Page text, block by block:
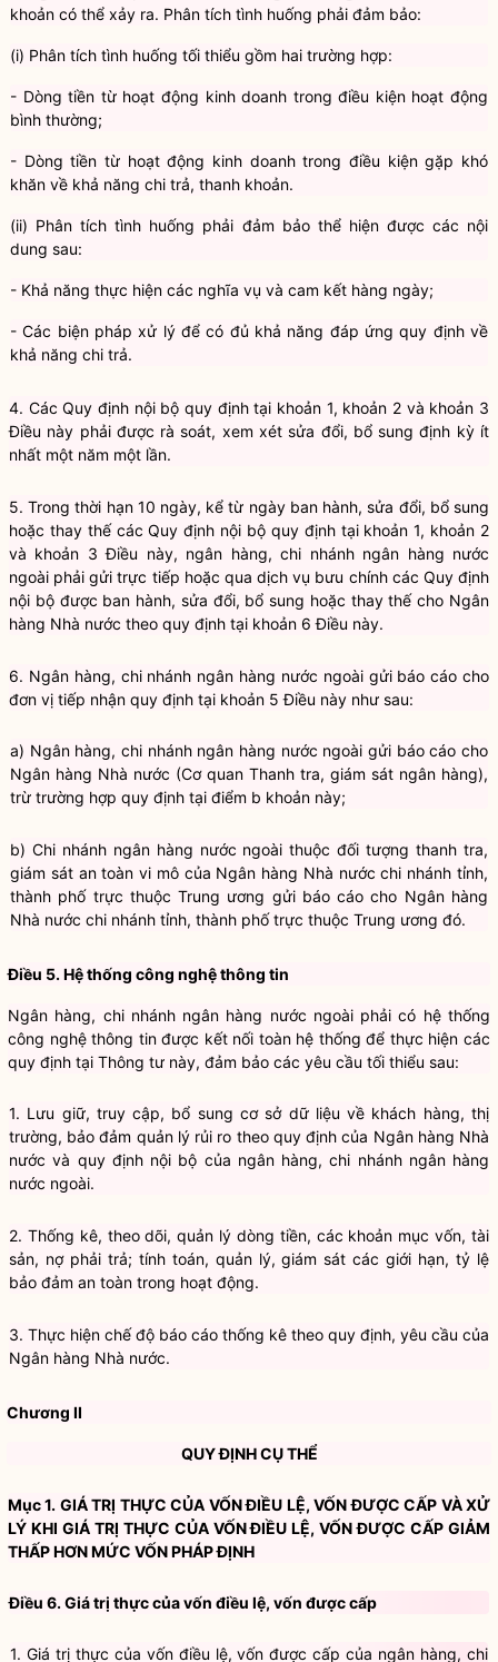
khoản có thể xảy ra. Phân tích tình huống phải đảm bảo:
(i) Phân tích tình huống tối thiểu gồm hai trường hợp:
- Dòng tiền từ hoạt động kinh doanh trong điều kiện hoạt động
bình thường;
- Dòng tiền từ hoạt động kinh doanh trong điều kiện gặp khó
khăn về khả năng chi trả, thanh khoản.
(ii) Phân tích tình huống phải đảm bảo thể hiện được các nội
dung sau:
- Khả năng thực hiện các nghĩa vụ và cam kết hàng ngày;
- Các biện pháp xử lý để có đủ khả năng đáp ứng quy định về
khả năng chi trả.
4. Các Quy định nội bộ quy định tại khoản 1, khoản 2 và khoản 3
Điều này phải được rà soát, xem xét sửa đổi, bổ sung định kỳ ít
nhất một năm một lần.
5. Trong thời hạn 10 ngày, kể từ ngày ban hành, sửa đổi, bổ sung
hoặc thay thế các Quy định nội bộ quy định tại khoản 1, khoản 2
và khoản 3 Điều này, ngân hàng, chi nhánh ngân hàng nước
ngoài phải gửi trực tiếp hoặc qua dịch vụ bưu chính các Quy định
nội bộ được ban hành, sửa đổi, bổ sung hoặc thay thế cho Ngân
hàng Nhà nước theo quy định tại khoản 6 Điều này.
6. Ngân hàng, chi nhánh ngân hàng nước ngoài gửi báo cáo cho
đơn vị tiếp nhận quy định tại khoản 5 Điều này như sau:
a) Ngân hàng, chi nhánh ngân hàng nước ngoài gửi báo cáo cho
Ngân hàng Nhà nước (Cơ quan Thanh tra, giám sát ngân hàng),
trừ trường hợp quy định tại điểm b khoản này;
b) Chi nhánh ngân hàng nước ngoài thuộc đối tượng thanh tra,
giám sát an toàn vi mô của Ngân hàng Nhà nước chi nhánh tỉnh,
thành phố trực thuộc Trung ương gửi báo cáo cho Ngân hàng
Nhà nước chi nhánh tỉnh, thành phố trực thuộc Trung ương đó.
Điều 5. Hệ thống công nghệ thông tin
Ngân hàng, chi nhánh ngân hàng nước ngoài phải có hệ thống
công nghệ thông tin được kết nối toàn hệ thống để thực hiện các
quy định tại Thông tư này, đảm bảo các yêu cầu tối thiểu sau:
1. Lưu giữ, truy cập, bổ sung cơ sở dữ liệu về khách hàng, thị
trường, bảo đảm quản lý rủi ro theo quy định của Ngân hàng Nhà
nước và quy định nội bộ của ngân hàng, chi nhánh ngân hàng
nước ngoài.
2. Thống kê, theo dõi, quản lý dòng tiền, các khoản mục vốn, tài
sản, nợ phải trả; tính toán, quản lý, giám sát các giới hạn, tỷ lệ
bảo đảm an toàn trong hoạt động.
3. Thực hiện chế độ báo cáo thống kê theo quy định, yêu cầu của
Ngân hàng Nhà nước.
Chương II
QUY ĐỊNH CỤ THỂ
Mục 1. GIÁ TRỊ THỰC CỦA VỐN ĐIỀU LỆ, VỐN ĐƯỢC CẤP VÀ XỬ
LÝ KHI GIÁ TRỊ THỰC CỦA VỐN ĐIỀU LỆ, VỐN ĐƯỢC CẤP GIẢM
THẤP HƠN MỨC VỐN PHÁP ĐỊNH
Điều 6. Giá trị thực của vốn điều lệ, vốn được cấp
1. Giá trị thực của vốn điều lệ, vốn được cấp của ngân hàng, chi